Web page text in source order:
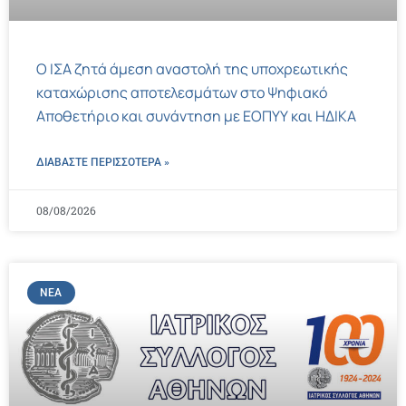
Ο ΙΣΑ ζητά άμεση αναστολή της υποχρεωτικής
καταχώρισης αποτελεσμάτων στο Ψηφιακό
Αποθετήριο και συνάντηση με ΕΟΠΥΥ και ΗΔΙΚΑ
ΔΙΑΒΑΣΤΕ ΠΕΡΙΣΣΌΤΕΡΑ »
08/08/2026
ΝΈΑ